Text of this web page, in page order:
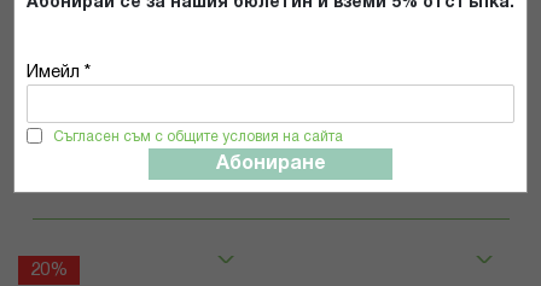
Имейл *
Съгласен съм с общите условия на сайта
Абониране
ИЗПРАТИ
Популярни в тази категория
20%